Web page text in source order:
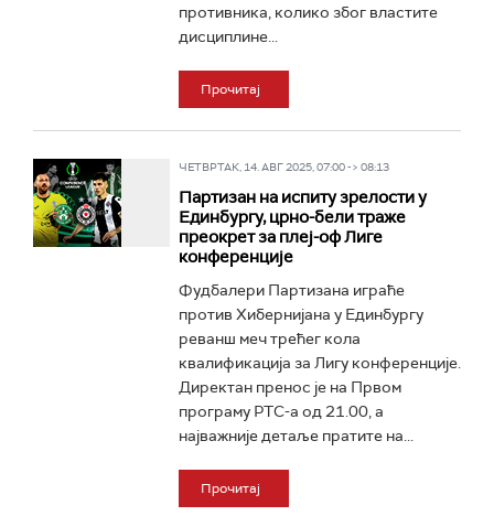
противника, колико због властите
дисциплине...
Прочитај
ЧЕТВРТАК, 14. АВГ 2025, 07:00 -> 08:13
Партизан на испиту зрелости у
Единбургу, црно-бели траже
преокрет за плеј-оф Лиге
конференције
Фудбалери Партизана играће
против Хибернијана у Единбургу
реванш меч трећег кола
квалификација за Лигу конференције.
Директан пренос је на Првом
програму РТС-а од 21.00, а
најважније детаље пратите на...
Прочитај